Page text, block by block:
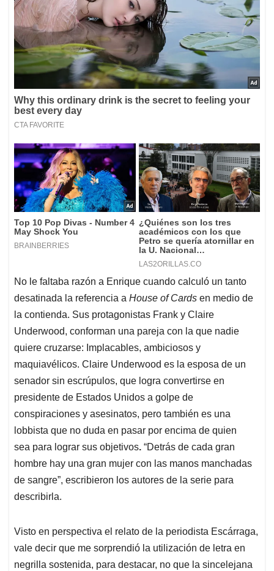
No le faltaba razón a Enrique cuando calculó un tanto
desatinada la referencia a House of Cards en medio de
la contienda. Sus protagonistas Frank y Claire
Underwood, conforman una pareja con la que nadie
quiere cruzarse: Implacables, ambiciosos y
maquiavélicos. Claire Underwood es la esposa de un
senador sin escrúpulos, que logra convertirse en
presidente de Estados Unidos a golpe de
conspiraciones y asesinatos, pero también es una
lobbista que no duda en pasar por encima de quien
sea para lograr sus objetivos. “Detrás de cada gran
hombre hay una gran mujer con las manos manchadas
de sangre”, escribieron los autores de la serie para
describirla.
Visto en perspectiva el relato de la periodista Escárraga,
vale decir que me sorprendió la utilización de letra en
negrilla sostenida, para destacar, no que la sincelejana